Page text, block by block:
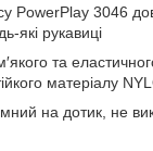
PowerPlay 3046
які рукавиці
та
матеріалу
на дотик, не